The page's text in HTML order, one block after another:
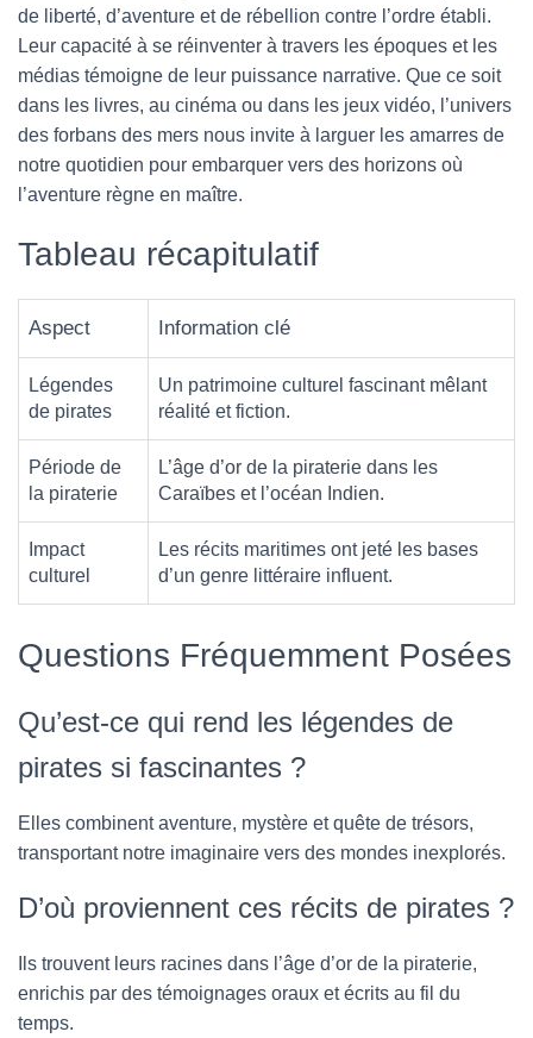
de liberté, d’aventure et de rébellion contre l’ordre établi.
Leur capacité à se réinventer à travers les époques et les
médias témoigne de leur puissance narrative. Que ce soit
dans les livres, au cinéma ou dans les jeux vidéo, l’univers
des forbans des mers nous invite à larguer les amarres de
notre quotidien pour embarquer vers des horizons où
l’aventure règne en maître.
Tableau récapitulatif
Aspect Information clé
Légendes
de pirates
Un patrimoine culturel fascinant mêlant
réalité et fiction.
Période de
la piraterie
L’âge d’or de la piraterie dans les
Caraïbes et l’océan Indien.
Impact
culturel
Les récits maritimes ont jeté les bases
d’un genre littéraire influent.
Questions Fréquemment Posées
Qu’est-ce qui rend les légendes de
pirates si fascinantes ?
Elles combinent aventure, mystère et quête de trésors,
transportant notre imaginaire vers des mondes inexplorés.
D’où proviennent ces récits de pirates ?
Ils trouvent leurs racines dans l’âge d’or de la piraterie,
enrichis par des témoignages oraux et écrits au fil du
temps.